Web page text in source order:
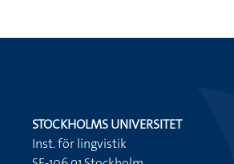
STOCKHOLMS UNIVERSITET
Inst. för lingvistik